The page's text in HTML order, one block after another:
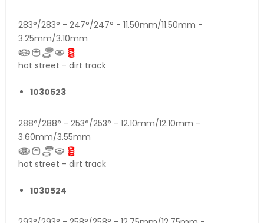
283°/283° - 247°/247° - 11.50mm/11.50mm -
3.25mm/3.10mm
hot street - dirt track
1030523
288°/288° - 253°/253° - 12.10mm/12.10mm -
3.60mm/3.55mm
hot street - dirt track
1030524